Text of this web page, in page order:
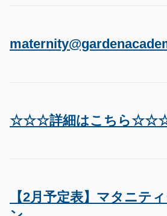
☆☆☆詳細はこちら
【2月予定表】マタニテ